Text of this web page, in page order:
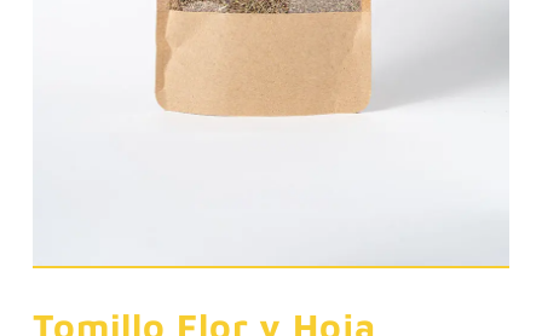
Tomillo Flor y Hoja